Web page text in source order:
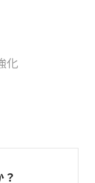
化